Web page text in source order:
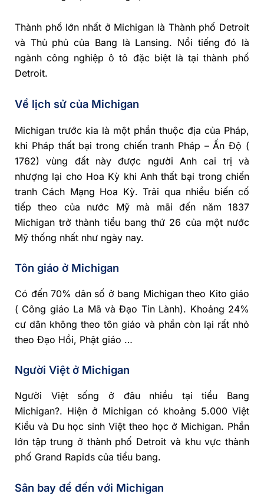
Thành phố lớn nhất ở Michigan là Thành phố Detroit
và Thủ phủ của Bang là Lansing. Nổi tiếng đó là
ngành công nghiệp ô tô đặc biệt là tại thành phố
Detroit.
Về lịch sử của Michigan
Michigan trước kia là một phần thuộc địa của Pháp,
khi Pháp thất bại trong chiến tranh Pháp – Ấn Độ (
1762) vùng đất này được người Anh cai trị và
nhượng lại cho Hoa Kỳ khi Anh thất bại trong chiến
tranh Cách Mạng Hoa Kỳ. Trải qua nhiều biến cố
tiếp theo của nước Mỹ mà mãi đến năm 1837
Michigan trở thành tiểu bang thứ 26 của một nước
Mỹ thống nhất như ngày nay.
Tôn giáo ở Michigan
Có đến 70% dân số ở bang Michigan theo Kito giáo
( Công giáo La Mã và Đạo Tin Lành). Khoảng 24%
cư dân không theo tôn giáo và phần còn lại rất nhỏ
theo Đạo Hồi, Phật giáo …
Người Việt ở Michigan
Người Việt sống ở đâu nhiều tại tiểu Bang
Michigan?. Hiện ở Michigan có khoảng 5.000 Việt
Kiều và Du học sinh Việt theo học ở Michigan. Phần
lớn tập trung ở thành phố Detroit và khu vực thành
phố Grand Rapids của tiểu bang.
Sân bay để đến với Michigan